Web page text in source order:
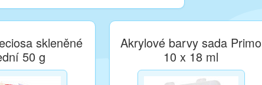
skleněné
50 g
Akrylové barvy sada Primo
10 x 18 ml